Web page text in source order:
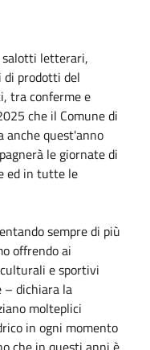
salotti letterari,
di prodotti del
tra conferme e
che il Comune di
anche quest'anno
le giornate di
ed in tutte le
sempre di più
offrendo ai
e sportivi
– dichiara la
molteplici
in ogni momento